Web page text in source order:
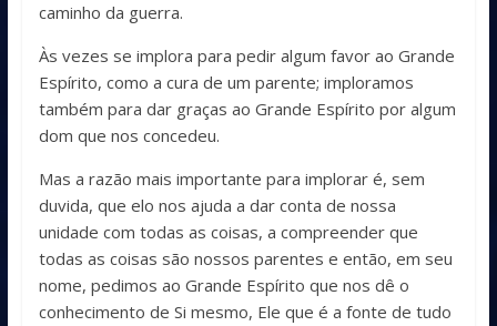
caminho da guerra.
Às vezes se implora para pedir algum favor ao Grande
Espírito, como a cura de um parente; imploramos
também para dar graças ao Grande Espírito por algum
dom que nos concedeu.
Mas a razão mais importante para implorar é, sem
duvida, que elo nos ajuda a dar conta de nossa
unidade com todas as coisas, a compreender que
todas as coisas são nossos parentes e então, em seu
nome, pedimos ao Grande Espírito que nos dê o
conhecimento de Si mesmo, Ele que é a fonte de tudo